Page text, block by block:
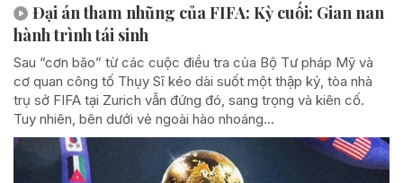
Đại án tham nhũng của FIFA: Kỳ cuối: Gian nan
hành trình tái sinh
Sau “cơn bão” từ các cuộc điều tra của Bộ Tư pháp Mỹ và
cơ quan công tố Thụy Sĩ kéo dài suốt một thập kỷ, tòa nhà
trụ sở FIFA tại Zurich vẫn đứng đó, sang trọng và kiên cố.
Tuy nhiên, bên dưới vẻ ngoài hào nhoáng...